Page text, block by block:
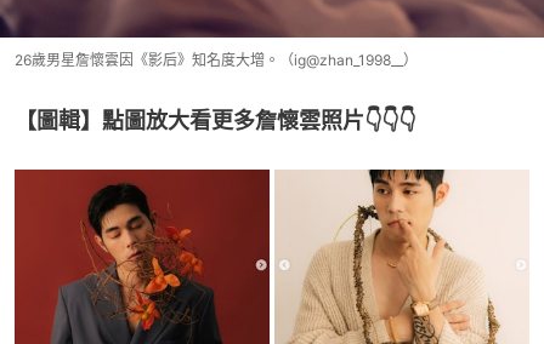
26歲男星詹懷雲因《影后》知名度大增。（ig@zhan_1998__）
【圖輯】點圖放大看更多詹懷雲照片👇👇👇